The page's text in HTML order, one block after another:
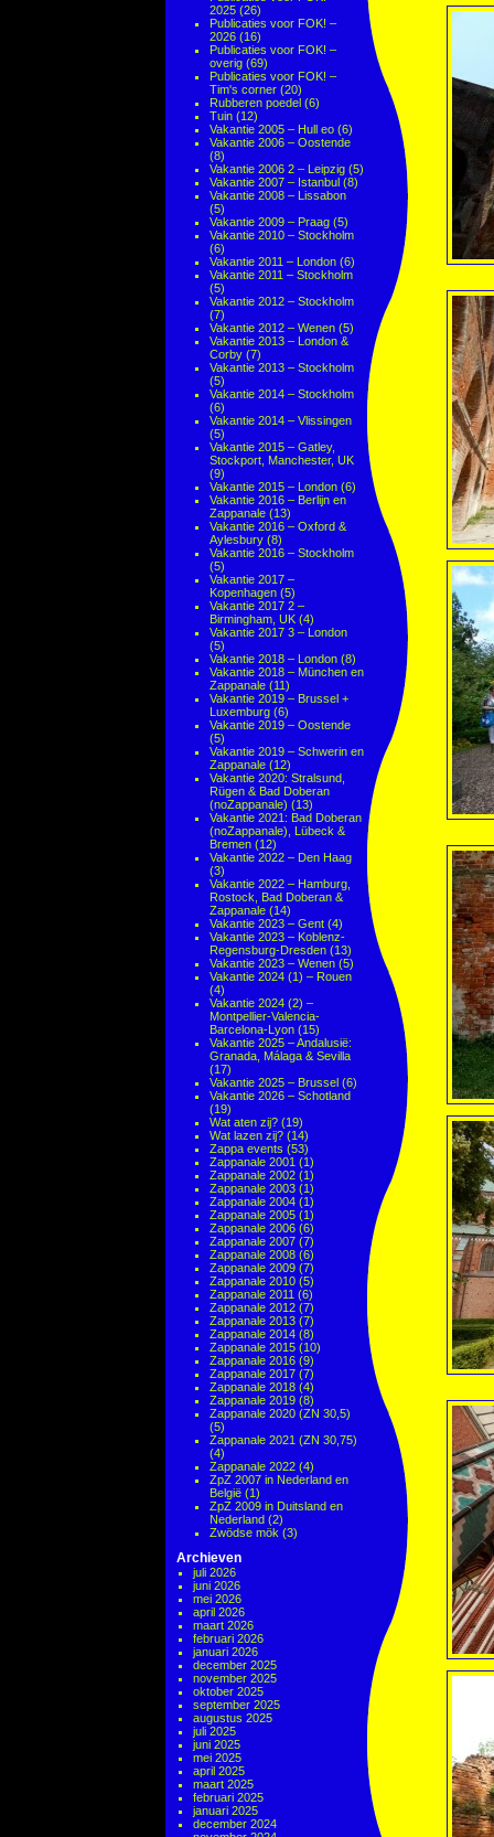
2025 (26)
Publicaties voor FOK! –
2026 (16)
Publicaties voor FOK! –
overig (69)
Publicaties voor FOK! –
Tim's corner (20)
Rubberen poedel (6)
Tuin (12)
Vakantie 2005 – Hull eo (6)
Vakantie 2006 – Oostende
(8)
Vakantie 2006 2 – Leipzig (5)
Vakantie 2007 – Istanbul (8)
Vakantie 2008 – Lissabon
(5)
Vakantie 2009 – Praag (5)
Vakantie 2010 – Stockholm
(6)
Vakantie 2011 – London (6)
Vakantie 2011 – Stockholm
(5)
Vakantie 2012 – Stockholm
(7)
Vakantie 2012 – Wenen (5)
Vakantie 2013 – London &
Corby (7)
Vakantie 2013 – Stockholm
(5)
Vakantie 2014 – Stockholm
(6)
Vakantie 2014 – Vlissingen
(5)
Vakantie 2015 – Gatley,
Stockport, Manchester, UK
(9)
Vakantie 2015 – London (6)
Vakantie 2016 – Berlijn en
Zappanale (13)
Vakantie 2016 – Oxford &
Aylesbury (8)
Vakantie 2016 – Stockholm
(5)
Vakantie 2017 –
Kopenhagen (5)
Vakantie 2017 2 –
Birmingham, UK (4)
Vakantie 2017 3 – London
(5)
Vakantie 2018 – London (8)
Vakantie 2018 – München en
Zappanale (11)
Vakantie 2019 – Brussel +
Luxemburg (6)
Vakantie 2019 – Oostende
(5)
Vakantie 2019 – Schwerin en
Zappanale (12)
Vakantie 2020: Stralsund,
Rügen & Bad Doberan
(noZappanale) (13)
Vakantie 2021: Bad Doberan
(noZappanale), Lübeck &
Bremen (12)
Vakantie 2022 – Den Haag
(3)
Vakantie 2022 – Hamburg,
Rostock, Bad Doberan &
Zappanale (14)
Vakantie 2023 – Gent (4)
Vakantie 2023 – Koblenz-
Regensburg-Dresden (13)
Vakantie 2023 – Wenen (5)
Vakantie 2024 (1) – Rouen
(4)
Vakantie 2024 (2) –
Montpellier-Valencia-
Barcelona-Lyon (15)
Vakantie 2025 – Andalusië:
Granada, Málaga & Sevilla
(17)
Vakantie 2025 – Brussel (6)
Vakantie 2026 – Schotland
(19)
Wat aten zij? (19)
Wat lazen zij? (14)
Zappa events (53)
Zappanale 2001 (1)
Zappanale 2002 (1)
Zappanale 2003 (1)
Zappanale 2004 (1)
Zappanale 2005 (1)
Zappanale 2006 (6)
Zappanale 2007 (7)
Zappanale 2008 (6)
Zappanale 2009 (7)
Zappanale 2010 (5)
Zappanale 2011 (6)
Zappanale 2012 (7)
Zappanale 2013 (7)
Zappanale 2014 (8)
Zappanale 2015 (10)
Zappanale 2016 (9)
Zappanale 2017 (7)
Zappanale 2018 (4)
Zappanale 2019 (8)
Zappanale 2020 (ZN 30,5)
(5)
Zappanale 2021 (ZN 30,75)
(4)
Zappanale 2022 (4)
ZpZ 2007 in Nederland en
België (1)
ZpZ 2009 in Duitsland en
Nederland (2)
Zwödse mök (3)
Archieven
juli 2026
juni 2026
mei 2026
april 2026
maart 2026
februari 2026
januari 2026
december 2025
november 2025
oktober 2025
september 2025
augustus 2025
juli 2025
juni 2025
mei 2025
april 2025
maart 2025
februari 2025
januari 2025
december 2024